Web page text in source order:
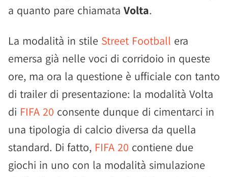
a quanto pare chiamata Volta.
La modalità in stile Street Football era
emersa già nelle voci di corridoio in queste
ore, ma ora la questione è ufficiale con tanto
di trailer di presentazione: la modalità Volta
di FIFA 20 consente dunque di cimentarci in
una tipologia di calcio diversa da quella
standard. Di fatto, FIFA 20 contiene due
giochi in uno con la modalità simulazione